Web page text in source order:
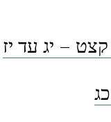
– יג עד יז